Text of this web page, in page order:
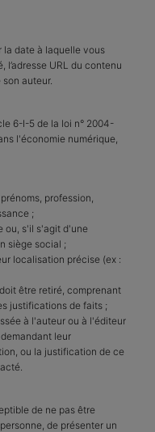
date à laquelle vous
URL du contenu
auteur.
6-I-5 de la loi n° 2004-
l'économie numérique,
profession,
;
ou, s'il s'agit d'une
siège social ;
localisation précise (ex :
être retiré, comprenant
justifications de faits ;
à l'auteur ou à l'éditeur
leur
ou la justification de ce
de ne pas être
de présenter un